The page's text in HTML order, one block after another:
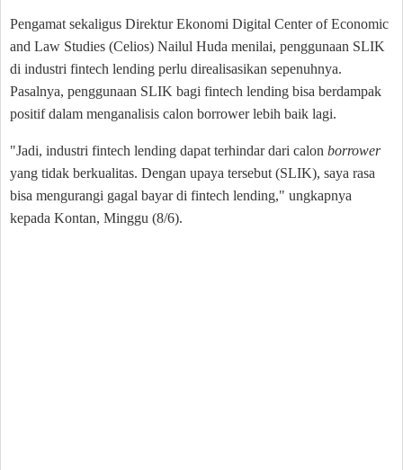
Pengamat sekaligus Direktur Ekonomi Digital Center of Economic
and Law Studies (Celios) Nailul Huda menilai, penggunaan SLIK
di industri fintech lending perlu direalisasikan sepenuhnya.
Pasalnya, penggunaan SLIK bagi fintech lending bisa berdampak
positif dalam menganalisis calon borrower lebih baik lagi.
"Jadi, industri fintech lending dapat terhindar dari calon borrower
yang tidak berkualitas. Dengan upaya tersebut (SLIK), saya rasa
bisa mengurangi gagal bayar di fintech lending," ungkapnya
kepada Kontan, Minggu (8/6).